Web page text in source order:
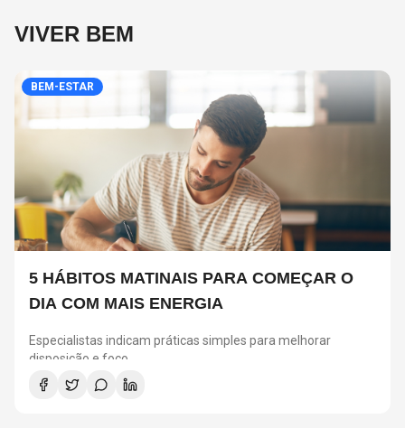
VIVER BEM
BEM-ESTAR
5 HÁBITOS MATINAIS PARA COMEÇAR O
DIA COM MAIS ENERGIA
Especialistas indicam práticas simples para melhorar
disposição e foco